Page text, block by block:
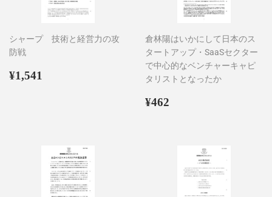
シャープ 技術と経営力の攻
防戦
通
¥1,541
倉林陽はいかにして日本のス
タートアップ・SaaSセクター
で中心的なベンチャーキャピ
タリストとなったか
通
¥462